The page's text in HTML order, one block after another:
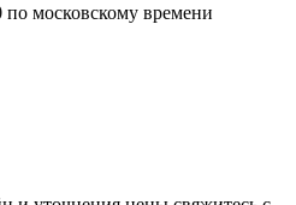
московскому времени